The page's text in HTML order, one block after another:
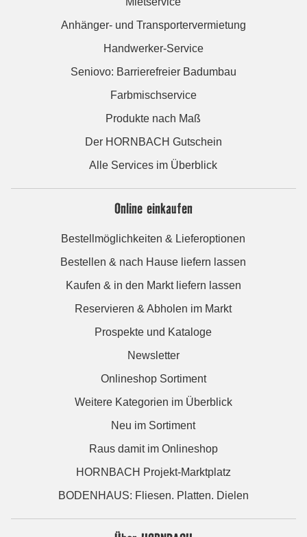
Anhänger- und Transportervermietung
Handwerker-Service
Seniovo: Barrierefreier Badumbau
Farbmischservice
Produkte nach Maß
Der HORNBACH Gutschein
Alle Services im Überblick
Online einkaufen
Bestellmöglichkeiten & Lieferoptionen
Bestellen & nach Hause liefern lassen
Kaufen & in den Markt liefern lassen
Reservieren & Abholen im Markt
Prospekte und Kataloge
Newsletter
Onlineshop Sortiment
Weitere Kategorien im Überblick
Neu im Sortiment
Raus damit im Onlineshop
HORNBACH Projekt-Marktplatz
BODENHAUS: Fliesen. Platten. Dielen